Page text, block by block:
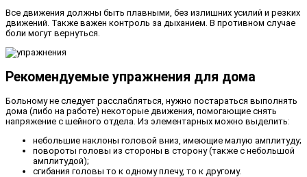
Все движения должны быть плавными, без излишних усилий и резких
движений. Также важен контроль за дыханием. В противном случае
боли могут вернуться.
Рекомендуемые упражнения для дома
Больному не следует расслабляться, нужно постараться выполнять
дома (либо на работе) некоторые движения, помогающие снять
напряжение с шейного отдела. Из элементарных можно выделить:
небольшие наклоны головой вниз, имеющие малую амплитуду;
повороты головы из стороны в сторону (также с небольшой
амплитудой);
сгибания головы то к одному плечу, то к другому.